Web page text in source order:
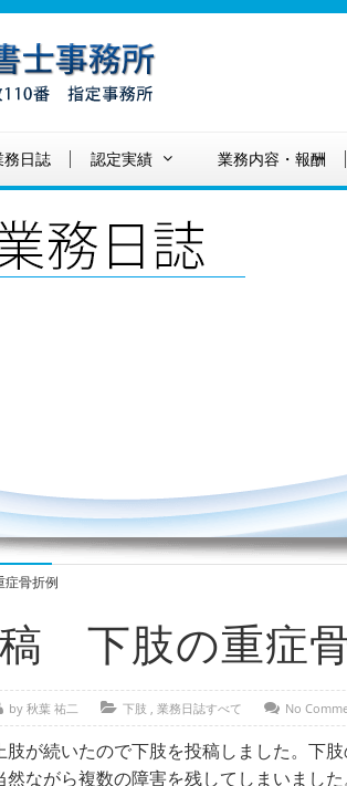
務日誌 認定実績 業務内容・報酬
骨折例
下肢の重症
by 秋葉 祐二 下肢 , 業務日誌すべて No
が続いたので下肢を投稿しました。下
然ながら複数の障害を残してしまいまし